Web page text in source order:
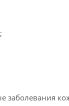
заболевания